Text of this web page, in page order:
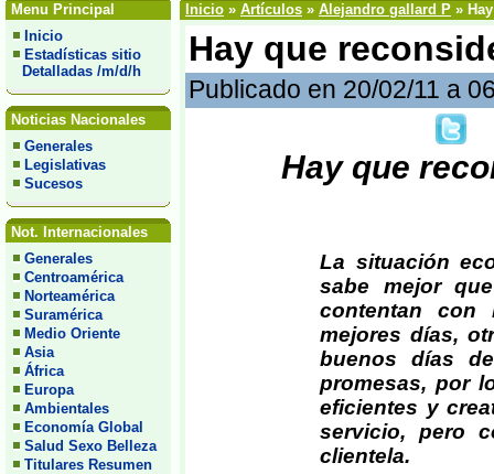
Menu Principal
Inicio
Estadísticas sitio
Detalladas /m/d/h
Noticias Nacionales
Generales
Legislativas
Sucesos
Not. Internacionales
Generales
Centroamérica
Norteamérica
Suramérica
Medio Oriente
Asia
África
Europa
Ambientales
Economía Global
Salud Sexo Belleza
Titulares Resumen
Inicio » Artículos » Alejandro gallard P »
Hay que
Publicado en 20/02/11 a
Hay que
La situación
sabe mejor
contentan con
mejores días,
buenos días
promesas, por
eficientes y
servicio, pero
clientela.